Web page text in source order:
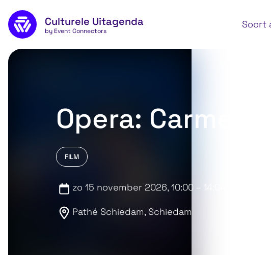
Naar de inhoud
Culturele Uitagenda
by Event Connectors
Soort
Apply
Opera: Carmen
FILM
zo 15 november 2026, 10:00 – 14:04
Pathé Schiedam, Schiedam